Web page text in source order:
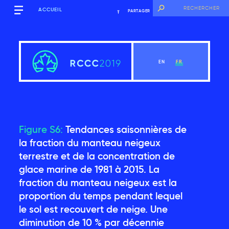
ACCUEIL PARTAGER
EN FR
Figure S6: Tendances saisonnières de
la fraction du manteau neigeux
terrestre et de la concentration de
glace marine de 1981 à 2015. La
fraction du manteau neigeux est la
proportion du temps pendant lequel
le sol est recouvert de neige. Une
diminution de 10 % par décennie
Sommaire
Introduction
Contexte mondial